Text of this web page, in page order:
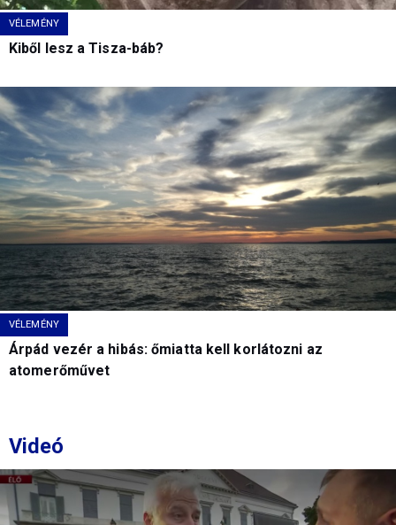
VÉLEMÉNY
Kiből lesz a Tisza-báb?
VÉLEMÉNY
Árpád vezér a hibás: őmiatta kell korlátozni az
atomerőművet
Videó